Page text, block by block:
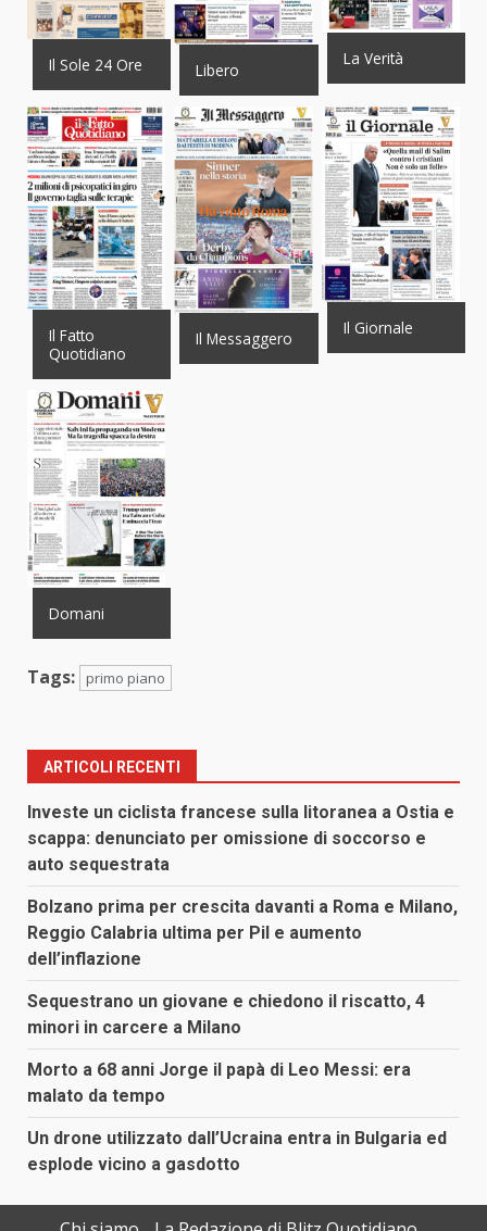
Il Sole 24 Ore Libero
La Verità
Il Fatto
Quotidiano
Il Messaggero
Il Giornale
Domani
Tags: primo piano
ARTICOLI RECENTI
Investe un ciclista francese sulla litoranea a Ostia e
scappa: denunciato per omissione di soccorso e
auto sequestrata
Bolzano prima per crescita davanti a Roma e Milano,
Reggio Calabria ultima per Pil e aumento
dell’inflazione
Sequestrano un giovane e chiedono il riscatto, 4
minori in carcere a Milano
Morto a 68 anni Jorge il papà di Leo Messi: era
malato da tempo
Un drone utilizzato dall’Ucraina entra in Bulgaria ed
esplode vicino a gasdotto